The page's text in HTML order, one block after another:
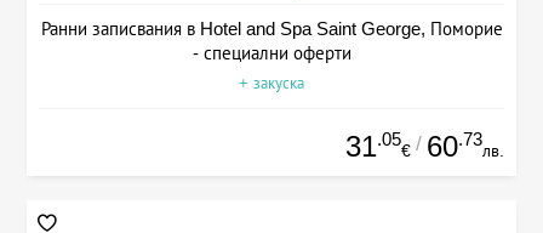
Ранни записвания в Hotel and Spa Saint George, Поморие
- специални оферти
+ закуска
31.05
€ / 60.73
лв.